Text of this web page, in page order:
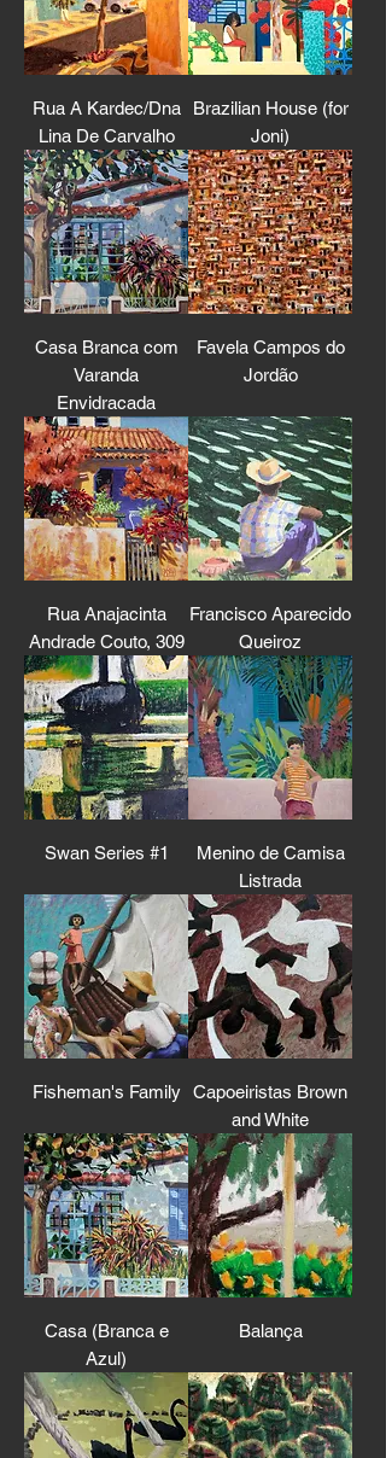
Rua A Kardec/Dna
Lina De Carvalho
Brazilian House (for
Joni)
Casa Branca com
Varanda
Envidracada
Favela Campos do
Jordão
Rua Anajacinta
Andrade Couto, 309
Francisco Aparecido
Queiroz
Swan Series #1
Menino de Camisa
Listrada
Fisheman's Family
Capoeiristas Brown
and White
Casa (Branca e
Azul)
Balança